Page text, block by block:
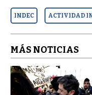
INDEC ACTIVIDAD
MÁS NOTICIAS